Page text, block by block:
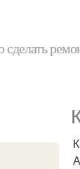
сделать